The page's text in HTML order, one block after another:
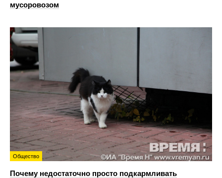
мусоровозом
Общество
Почему недостаточно просто подкармливать